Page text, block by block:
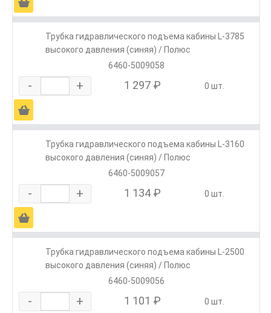
Трубка гидравлического подъема кабины L-3785
высокого давления (синяя) / Полюс
6460-5009058
- + 1 297 ₽ 0 шт.
Ä
Трубка гидравлического подъема кабины L-3160
высокого давления (синяя) / Полюс
6460-5009057
- + 1 134 ₽ 0 шт.
Ä
Трубка гидравлического подъема кабины L-2500
высокого давления (синяя) / Полюс
6460-5009056
- + 1 101 ₽ 0 шт.